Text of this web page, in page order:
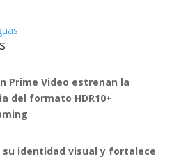
Prime Video estrenan la
del formato HDR10+
su identidad visual y fortalece